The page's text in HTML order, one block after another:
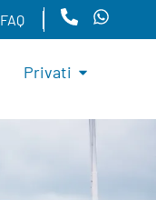
FAQ
Privati